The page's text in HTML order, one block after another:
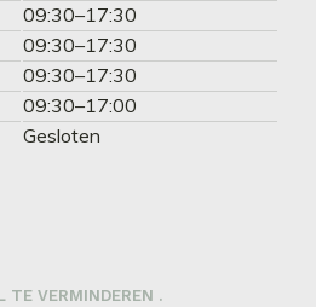
09:30–17:30
09:30–17:30
09:30–17:30
09:30–17:00
Gesloten
TE VERMINDEREN .